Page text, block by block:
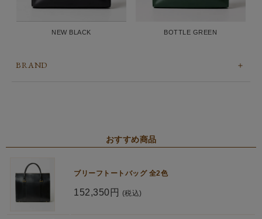
NEW BLACK BOTTLE GREEN
BRAND
おすすめ商品
ブリーフトートバッグ 全2色
152,350円 (税込)